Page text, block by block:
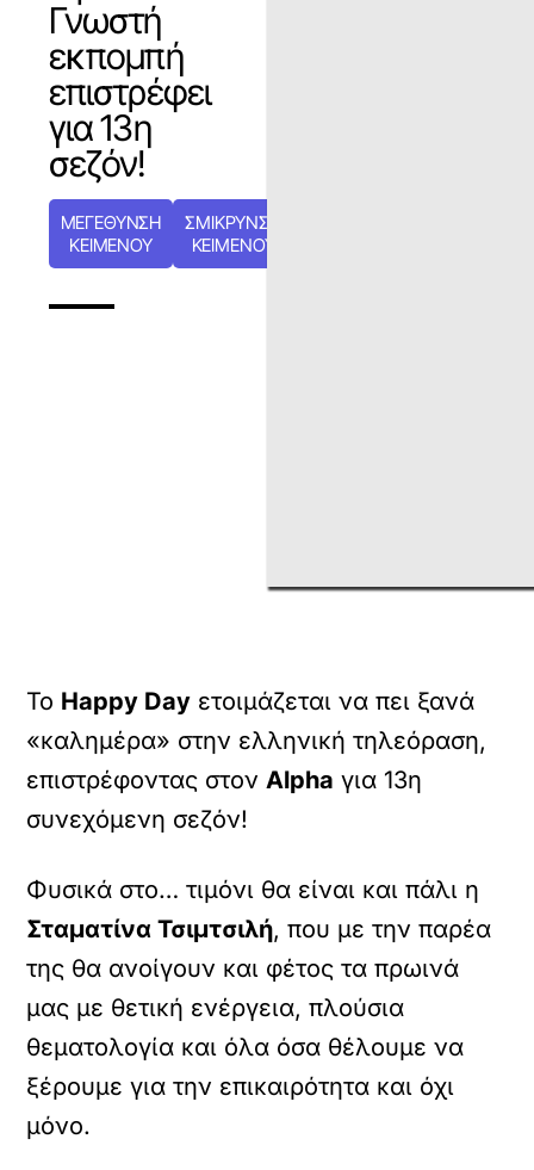
Γνωστή
εκπομπή
επιστρέφει
για 13η
σεζόν!
ΜΕΓΕΘΥΝΣΗ
ΚΕΙΜΕΝΟΥ
ΣΜΙΚΡΥΝΣΗ
ΚΕΙΜΕΝΟΥ
Το Happy Day ετοιμάζεται να πει ξανά
«καλημέρα» στην ελληνική τηλεόραση,
επιστρέφοντας στονAlpha για 13η
συνεχόμενη σεζόν!
Φυσικά στο… τιμόνι θα είναι και πάλι η
Σταματίνα Τσιμτσιλή, που με την παρέα
της θα ανοίγουν και φέτος τα πρωινά
μας με θετική ενέργεια, πλούσια
θεματολογία και όλα όσα θέλουμε να
ξέρουμε για την επικαιρότητα και όχι
μόνο.